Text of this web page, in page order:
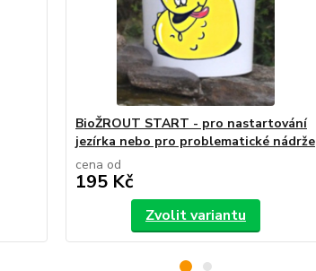
BioŽROUT START - pro nastartování
jezírka nebo pro problematické nádrže
cena od
195 Kč
Zvolit variantu